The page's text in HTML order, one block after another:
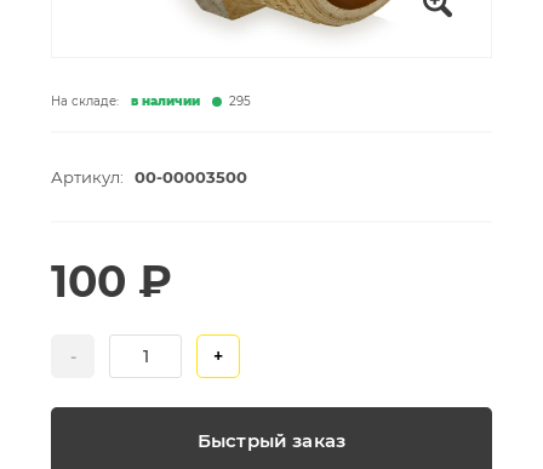
На складе: в наличии 295
Артикул: 00-00003500
- +
100 ₽
Быстрый заказ